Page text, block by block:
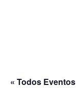
« Todos Eventos